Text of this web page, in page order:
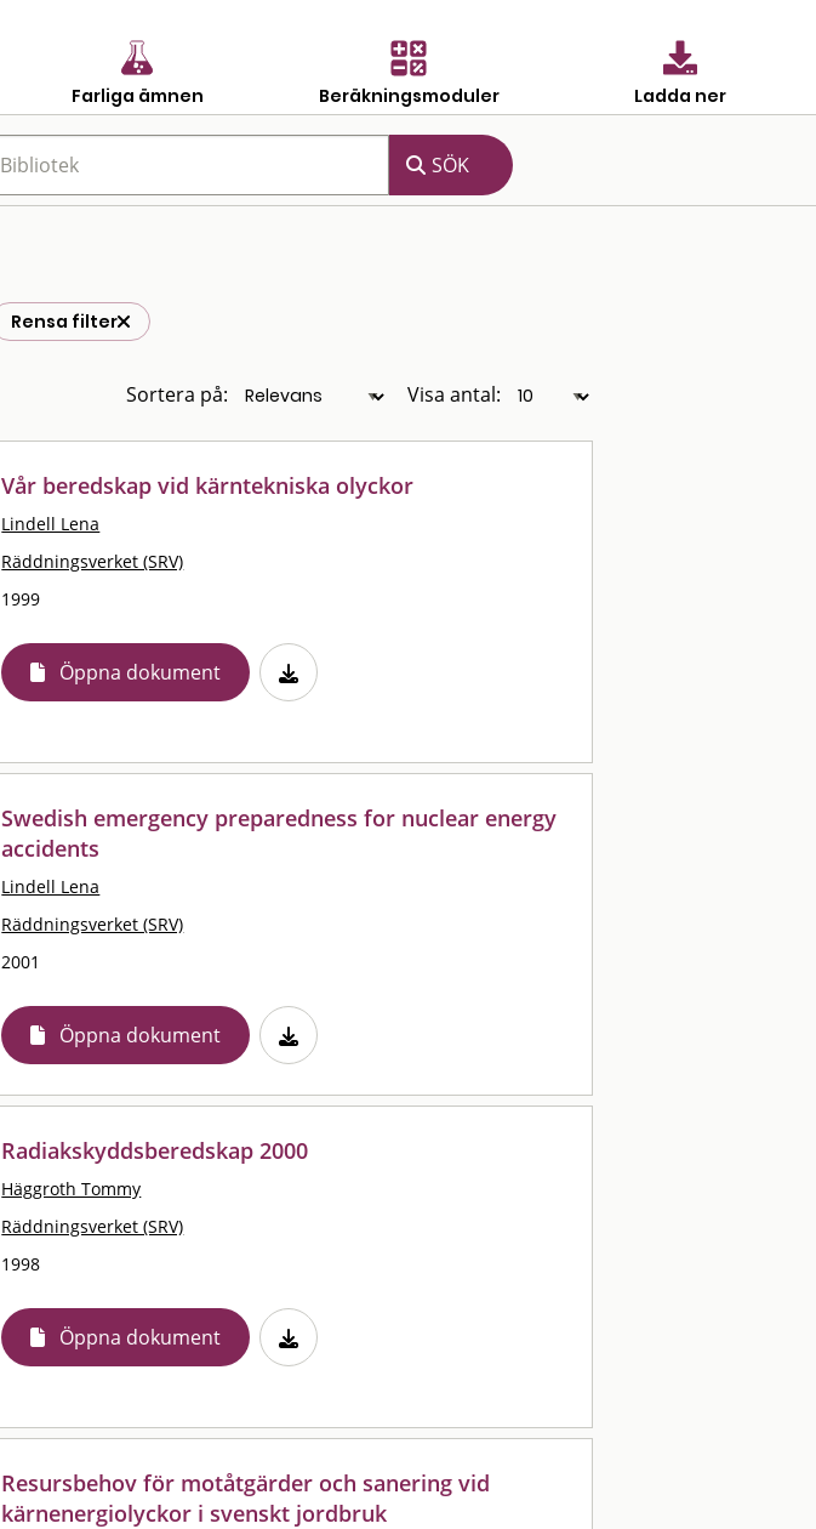
Farliga ämnen Beräkningsmoduler Ladda ner
Rensa filter
Sortera på: Visa antal:
Vår beredskap vid kärntekniska olyckor
Lindell Lena
Räddningsverket (SRV)
1999
Öppna dokument
Swedish emergency preparedness for nuclear energy
accidents
Lindell Lena
Räddningsverket (SRV)
2001
Öppna dokument
Radiakskyddsberedskap 2000
Häggroth Tommy
Räddningsverket (SRV)
1998
Öppna dokument
Resursbehov för motåtgärder och sanering vid
kärnenergiolyckor i svenskt jordbruk